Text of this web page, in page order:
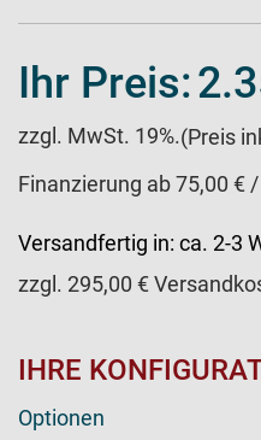
Ihr Preis:
zzgl. MwSt. 19%.(Preis
Finanzierung ab 75,00 €
Versandfertig in: ca. 2-3
zzgl. 295,00 €
IHRE
Optionen